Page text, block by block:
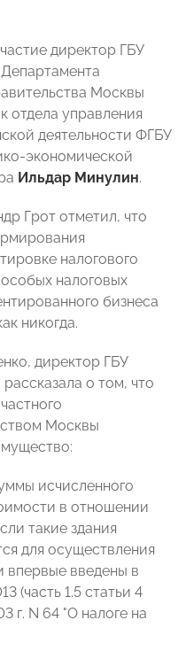
директор ГБУ
Москвы
отдела управления
деятельности ФГБУ
экономической
Ильдар Минулин.
Грот отметил, что
налогового
налоговых
бизнеса
никогда.
директор ГБУ
о том, что
Москвы
исчисленного
в отношении
такие здания
для осуществления
впервые введены в
(часть 1.5 статьи 4
г. N 64 "О налоге на